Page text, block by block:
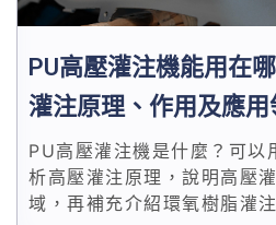
PU高壓灌注機能用在
灌注原理、作用及應用
PU高壓灌注機是什麼？可以
析高壓灌注原理，說明高壓
域，再補充介紹環氧樹脂灌